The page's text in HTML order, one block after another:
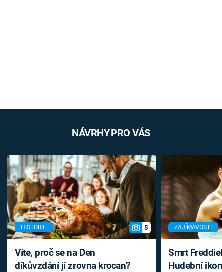
NÁVRHY PRO VÁS
HISTORIE 5
Víte, proč se na Den
díkůvzdání jí zrovna krocan?
ZAJÍMAVOSTI
Smrt
Hudební